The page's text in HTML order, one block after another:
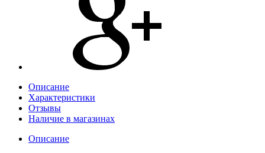
Описание
Характеристики
Отзывы
Наличие в магазинах
Описание